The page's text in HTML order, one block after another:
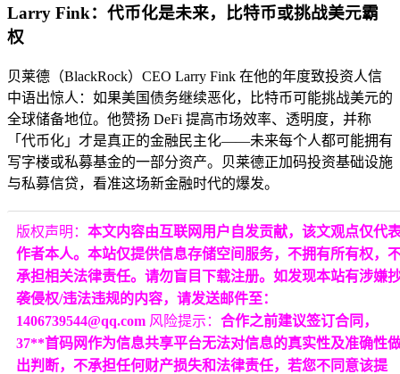
Larry Fink：代币化是未来，比特币或挑战美元霸
权
贝莱德（BlackRock）CEO Larry Fink 在他的年度致投资人信
中语出惊人：如果美国债务继续恶化，比特币可能挑战美元的
全球储备地位。他赞扬 DeFi 提高市场效率、透明度，并称
「代币化」才是真正的金融民主化——未来每个人都可能拥有
写字楼或私募基金的一部分资产。贝莱德正加码投资基础设施
与私募信贷，看准这场新金融时代的爆发。
版权声明： 本文内容由互联网用户自发贡献，该文观点仅代
作者本人。本站仅提供信息存储空间服务，不拥有所有权，
承担相关法律责任。请勿盲目下载注册。如发现本站有涉嫌
袭侵权/违法违规的内容，请发送邮件至：
1406739544@qq.com 风险提示： 合作之前建议签订合同，
37**首码网作为信息共享平台无法对信息的真实性及准确性
出判断，不承担任何财产损失和法律责任，若您不同意该提